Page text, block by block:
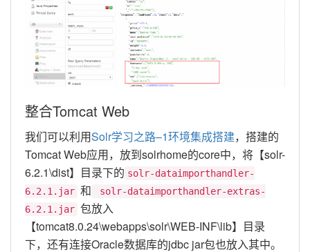
整合Tomcat Web
我们可以利用Solr学习之路–1环境集成搭建，搭建的
Tomcat Web应用，放到solrhome的core中，将【solr-
6.2.1\dist】目录下的 solr-dataimporthandler-
6.2.1.jar 和
solr-dataimporthandler-extras-
6.2.1.jar 包放入
【tomcat8.0.24\webapps\solr\WEB-INF\lib】目录
下，还有连接Oracle数据库的jdbc jar包也放入其中。